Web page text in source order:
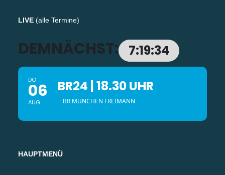
LIVE (alle Termine)
DEMNÄCHST: 7:19:33
DO
06
AUG
BR24 | 18.30 UHR
BR MÜNCHEN FREIMANN
HAUPTMENÜ